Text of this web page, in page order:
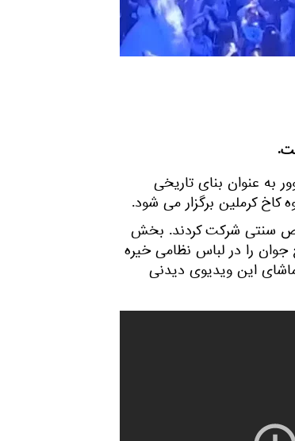
گاستینی دوور به عنوان بنای تاریخی
کرملین برگزار می شود.
در این رقص سنتی شرکت کردند. بخش
کرملین امسال رکوردار شد و حدود 600 زوج جوان را در لباس نظامی خیره
این ویدیوی دیدنی